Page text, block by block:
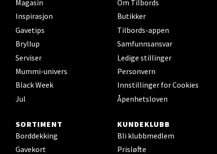
Magasin
Inspirasjon
Gavetips
Bryllup
Serviser
Mummi-univers
Black Week
Jul
Om Tilbords
Butikker
Tilbords-appen
Samfunnsansvar
Ledige stillinger
Personvern
Innstillinger for Cookies
Åpenhetsloven
SORTIMENT
Borddekking
Gavekort
KUNDEKLUBB
Bli klubbmedlem
Prisløfte
Steinkjer - Thon Senter Steinkjer
Sjøfartsgata 2, 7714 Steinkjer
Velg